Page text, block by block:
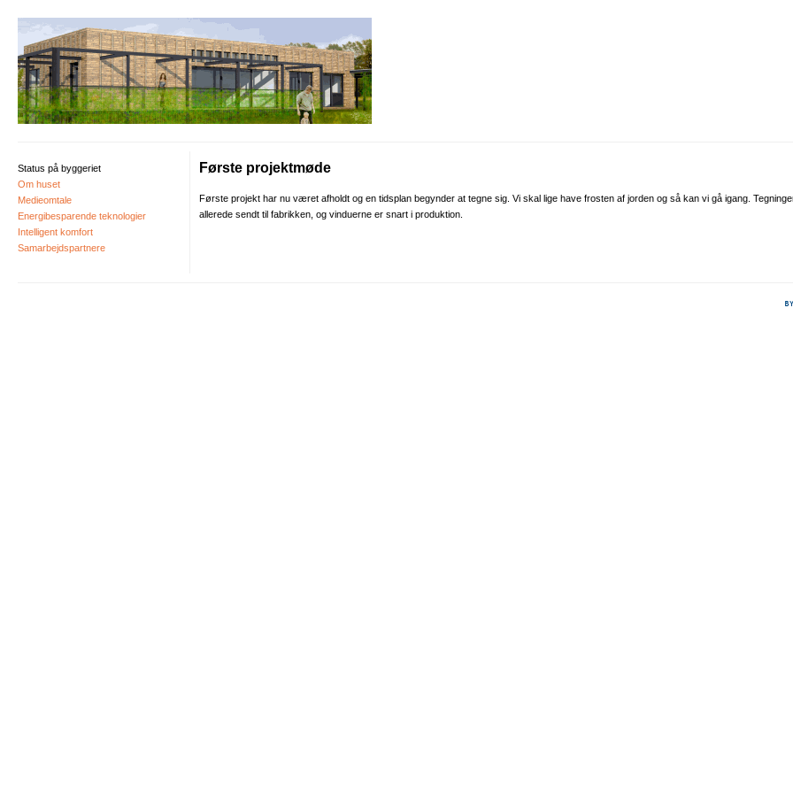
Status på byggeriet
Om huset
Medieomtale
Energibesparende teknologier
Intelligent komfort
Samarbejdspartnere
Første projektmøde
Første projekt har nu været afholdt og en tidsplan begynder at tegne sig. Vi skal lige have frosten af jorden og så kan vi gå igang.
allerede sendt til fabrikken, og vinduerne er snart i produktion.